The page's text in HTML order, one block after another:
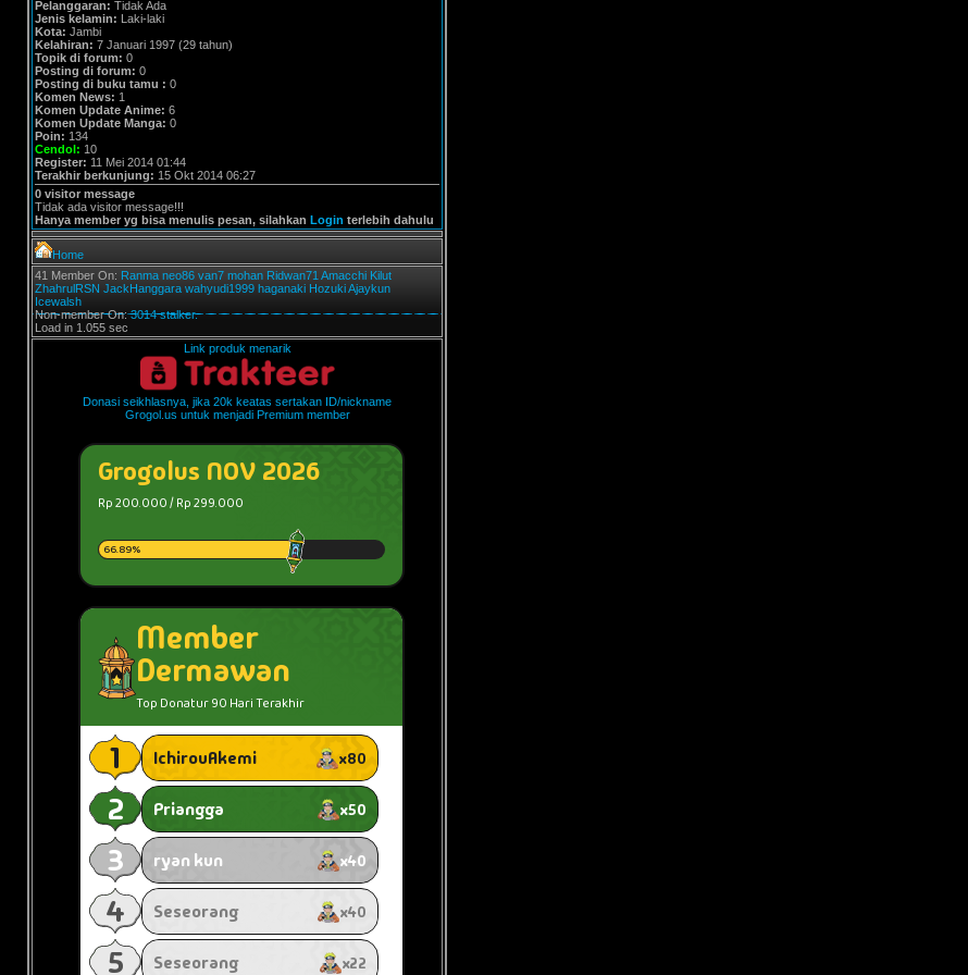
Pelanggaran: Tidak Ada
Jenis kelamin: Laki-laki
Kota: Jambi
Kelahiran: 7 Januari 1997 (29 tahun)
Topik di forum: 0
Posting di forum: 0
Posting di buku tamu : 0
Komen News: 1
Komen Update Anime: 6
Komen Update Manga: 0
Poin: 134
Cendol: 10
Register: 11 Mei 2014 01:44
Terakhir berkunjung: 15 Okt 2014 06:27
0 visitor message
Tidak ada visitor message!!!
Hanya member yg bisa menulis pesan, silahkan Login terlebih dahulu
Home
41 Member On: Ranma neo86 van7 mohan Ridwan71 Amacchi Kilut
ZhahrulRSN JackHanggara wahyudi1999 haganaki HozukiAjaykun
Icewalsh
Non-member On:3014 stalker.
Load in 1.055 sec
Link produk menarik
Donasi seikhlasnya, jika 20k keatas sertakan ID/nickname
Grogol.us untuk menjadi Premium member